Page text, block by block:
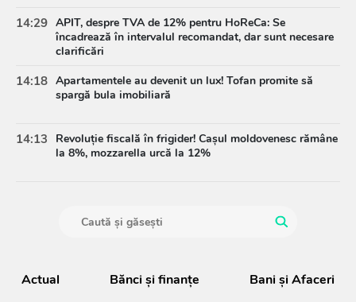
14:29 APIT, despre TVA de 12% pentru HoReCa: Se
încadrează în intervalul recomandat, dar sunt necesare
clarificări
14:18 Apartamentele au devenit un lux! Tofan promite să
spargă bula imobiliară
14:13
Revoluție fiscală în frigider! Cașul moldovenesc rămâne
la 8%, mozzarella urcă la 12%
Actual Bănci şi finanţe
Bani și Afaceri